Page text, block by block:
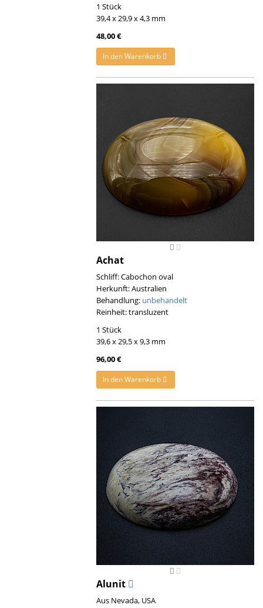
1 Stück
39,4 x 29,9 x 4,3 mm
48,00 €
In den Warenkorb
Achat
Schliff: Cabochon oval
Herkunft: Australien
Behandlung: unbehandelt
Reinheit: transluzent
1 Stück
39,6 x 29,5 x 9,3 mm
96,00 €
In den Warenkorb
Alunit
Aus Nevada, USA